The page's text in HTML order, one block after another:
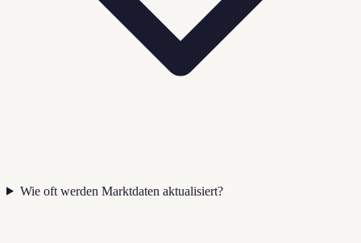
Wie oft werden Marktdaten aktualisiert?